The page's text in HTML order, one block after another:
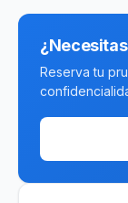
Reserva tu